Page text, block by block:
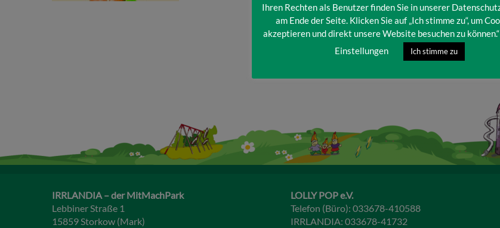
IRRLANDIA – der MitMachPark
Lebbiner Straße 1
15859 Storkow (Mark)
LOLLY POP e.V.
Telefon (Büro): 033678-410588
IRRLANDIA: 033678-41732
Ihren Rechten als Benutzer finden Sie in unserer
am Ende der Seite. Klicken Sie auf „Ich stimme zu“, um
akzeptieren und direkt unsere Website besuchen zu können.“
Einstellungen
Ich stimme zu